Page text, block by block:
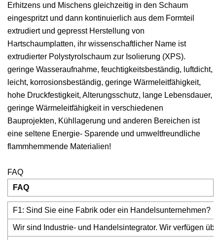
Erhitzens und Mischens gleichzeitig in den Schaum
eingespritzt und dann kontinuierlich aus dem Formteil
extrudiert und gepresst Herstellung von
Hartschaumplatten, ihr wissenschaftlicher Name ist
extrudierter Polystyrolschaum zur Isolierung (XPS).
geringe Wasseraufnahme, feuchtigkeitsbeständig, luftdicht,
leicht, korrosionsbeständig, geringe Wärmeleitfähigkeit,
hohe Druckfestigkeit, Alterungsschutz, lange Lebensdauer,
geringe Wärmeleitfähigkeit in verschiedenen
Bauprojekten, Kühllagerung und anderen Bereichen ist
eine seltene Energie- Sparende und umweltfreundliche
flammhemmende Materialien!
FAQ
FAQ
F1: Sind Sie eine Fabrik oder ein Handelsunternehmen?
Wir sind Industrie- und Handelsintegrator. Wir verfügen